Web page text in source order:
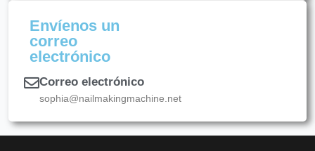
Envíenos un
correo
electrónico
Correo electrónico
sophia@nailmakingmachine.net